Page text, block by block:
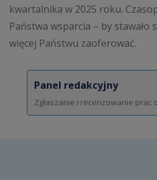
kwartalnika w 2025 roku.
Państwa wsparcia – by stawało
więcej Państwu zaoferować.
Panel redakcyjny
Zgłaszanie i recenzowanie prac